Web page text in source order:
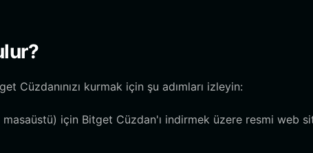
Cüzdanınızı kurmak için şu adımları izleyin:
için Bitget Cüzdan'ı indirmek üzere resmi web